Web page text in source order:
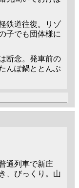
鉄道往復。リゾ
子でも団体様に
断念。発車前の
んぽ鍋ととんぶ
通列車で新庄
、びっくり。山